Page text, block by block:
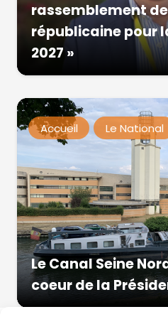
rassemblement
républicaine pour
2027 »
Accueil Le National
Le Canal Seine
coeur de la